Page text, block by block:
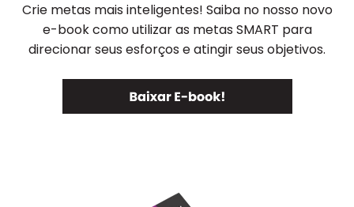
Crie metas mais inteligentes! Saiba no nosso novo
e-book como utilizar as metas SMART para
direcionar seus esforços e atingir seus objetivos.